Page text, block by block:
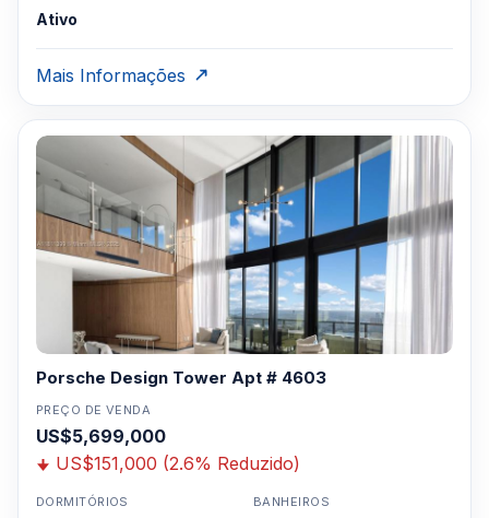
Ativo
Mais Informações
Porsche Design Tower Apt # 4603
PREÇO DE VENDA
US$5,699,000
US$151,000 (2.6% Reduzido)
DORMITÓRIOS BANHEIROS